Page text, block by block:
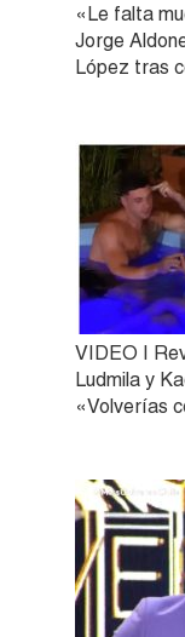
«Le falta
Jorge
López tras
VIDEO |
Ludmila y
«Volverías